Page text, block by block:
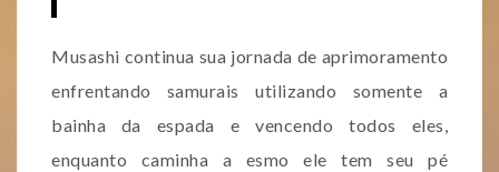
Musashi continua sua jornada de aprimoramento
enfrentando samurais utilizando somente a
bainha da espada e vencendo todos eles,
enquanto caminha a esmo ele tem seu pé